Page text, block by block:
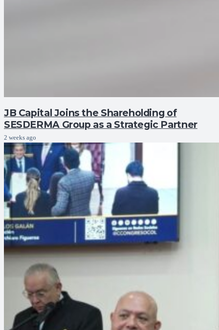
JB Capital Joins the Shareholding of
SESDERMA Group as a Strategic Partner
2 weeks ago